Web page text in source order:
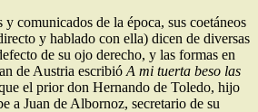
comunicados de la época, sus coetáneos
y hablado con ella) dicen de diversas
de su ojo derecho, y las formas en
de Austria escribió A mi tuerta beso las
el prior don Hernando de Toledo, hijo
a Juan de Albornoz, secretario de su